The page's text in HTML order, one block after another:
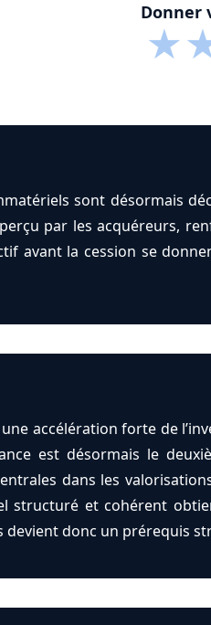
Donner
★
sont désormais
par les acquéreurs,
avant la cession se
accélération forte de
est désormais le
dans les
structuré et cohérent
devient donc un prérequis